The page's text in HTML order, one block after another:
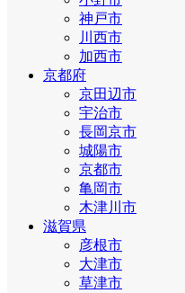
神戸市
川西市
加西市
京都府
京田辺市
宇治市
長岡京市
城陽市
京都市
亀岡市
木津川市
滋賀県
彦根市
大津市
草津市